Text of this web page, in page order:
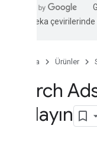
Yapay zeka
Ana Sayfa Ürünler
Search
başlayın